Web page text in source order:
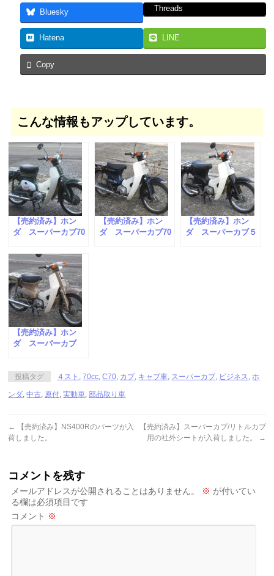
Bluesky Threads
Hatena LINE
Copy
こんな情報もアップしています。
【売約済み】ホン
ダ スーパーカブ70
【売約済み】ホン
ダ スーパーカブ70
【売約済み】ホン
ダ スーパーカブ５
【売約済み】ホン
ダ スーパーカブ
投稿タグ ４スト ,70cc ,C70 カブ キャブ車 スーパーカブ ビジネス ホ
ンダ ,中古 原付 ,実動車 ,部品取り車
←
【売約済み】NS400Rのパーツが入
荷しました。
【売約済み】スーパーカブ/リトルカブ
用の社外シートが入荷しました。
→
コメントを残す
メールアドレスが公開されることはありません。 ※ が付いてい
る欄は必須項目です
コメント ※